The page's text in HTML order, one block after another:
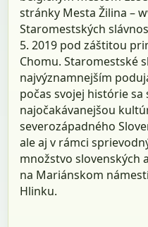
stránky Mesta Žilina –
Staromestských
5. 2019 pod záštitou
Chomu. Staromestské
najvýznamnejším
počas svojej histórie sa
najočakávanejšou
severozápadného
ale aj v rámci
množstvo slovenských
na Mariánskom
Hlinku.